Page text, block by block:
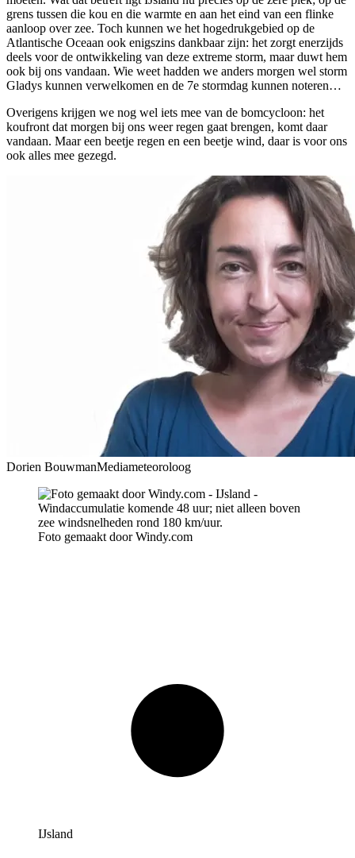
grens tussen die kou en die warmte en aan het eind van een flinke
aanloop over zee. Toch kunnen we het hogedrukgebied op de
Atlantische Oceaan ook enigszins dankbaar zijn: het zorgt enerzijds
deels voor de ontwikkeling van deze extreme storm, maar duwt hem
ook bij ons vandaan. Wie weet hadden we anders morgen wel storm
Gladys kunnen verwelkomen en de 7e stormdag kunnen noteren…
Overigens krijgen we nog wel iets mee van de bomcycloon: het
koufront dat morgen bij ons weer regen gaat brengen, komt daar
vandaan. Maar een beetje regen en een beetje wind, daar is voor ons
ook alles mee gezegd.
Dorien BouwmanMediameteoroloog
Foto gemaakt door Windy.com
IJsland